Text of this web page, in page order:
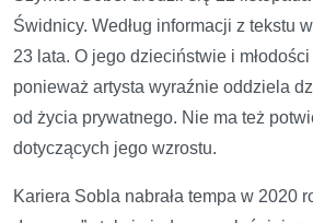
Świdnicy. Według informacji z tekstu
23 lata. O jego dzieciństwie i
ponieważ artysta wyraźnie oddziela
od życia prywatnego. Nie ma też
dotyczących jego wzrostu.
Kariera Sobla nabrała tempa w 2020